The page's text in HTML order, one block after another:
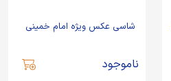
شاسی عکس ویژه امام خمینی
ناموجود